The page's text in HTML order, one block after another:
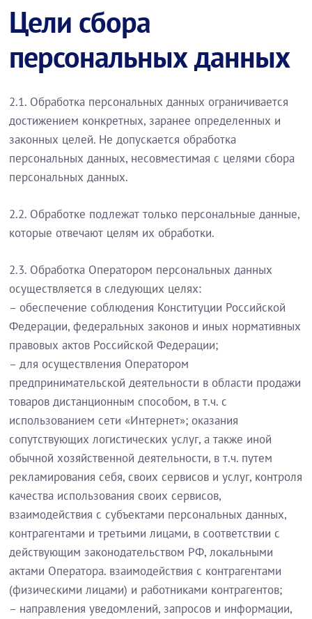
Цели сбора
персональных данных
2.1. Обработка персональных данных ограничивается
достижением конкретных, заранее определенных и
законных целей. Не допускается обработка
персональных данных, несовместимая с целями сбора
персональных данных.
2.2. Обработке подлежат только персональные данные,
которые отвечают целям их обработки.
2.3. Обработка Оператором персональных данных
осуществляется в следующих целях:
– обеспечение соблюдения Конституции Российской
Федерации, федеральных законов и иных нормативных
правовых актов Российской Федерации;
– для осуществления Оператором
предпринимательской деятельности в области продажи
товаров дистанционным способом, в т.ч. с
использованием сети «Интернет»; оказания
сопутствующих логистических услуг, а также иной
обычной хозяйственной деятельности, в т.ч. путем
рекламирования себя, своих сервисов и услуг, контроля
качества использования своих сервисов,
взаимодействия с субъектами персональных данных,
контрагентами и третьими лицами, в соответствии с
действующим законодательством РФ, локальными
актами Оператора. взаимодействия с контрагентами
(физическими лицами) и работниками контрагентов;
– направления уведомлений, запросов и информации,